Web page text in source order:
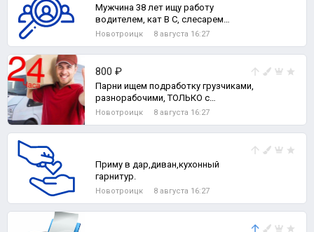
Мужчина 38 лет ищу работу
водителем, кат В С, слесарем
ремонтником 5 р, стропальщик,
Новотроицк 8 августа 16:27
800 ₽
Парни ищем подработку грузчиками,
разнорабочими, ТОЛЬКО с
почасовой оплатой
Новотроицк 8 августа 16:27
Приму в дар,диван,кухонный
гарнитур.
Новотроицк 8 августа 16:27